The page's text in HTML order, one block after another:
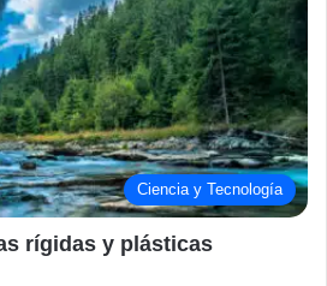
Ciencia y Tecnología
rígidas y plásticas